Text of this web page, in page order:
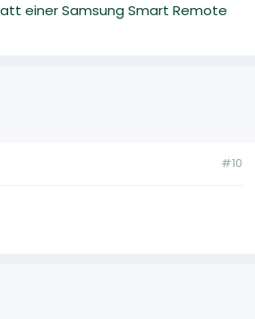
einer Samsung Smart Remote
#10